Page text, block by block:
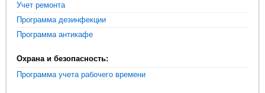
Учет ремонта
Программа дезинфекции
Программа антикафе
Охрана и безопасность:
Программа учета рабочего времени